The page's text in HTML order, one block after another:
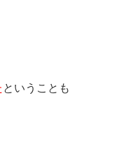
ということも